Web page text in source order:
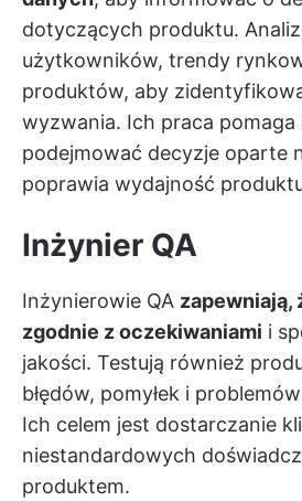
dotyczących produktu.
użytkowników, trendy
produktów, aby
wyzwania. Ich praca
podejmować decyzje oparte
poprawia wydajność
Inżynier QA
Inżynierowie QA zapewniają,
zgodnie z oczekiwaniami i
jakości. Testują również
błędów, pomyłek i
Ich celem jest dostarczanie
niestandardowych
produktem.